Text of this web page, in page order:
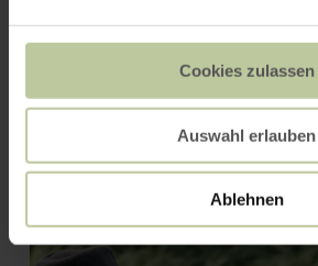
Cookies zulassen
Auswahl erlauben
Ablehnen
Angelweiher in Burbach